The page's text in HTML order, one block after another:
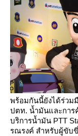
พร้อมกันนี้ยังได้ร่วม
ปตท. น้ำมันและการ
บริการน้ำมัน PTT
รณรงค์ สำหรับผู้ขับ